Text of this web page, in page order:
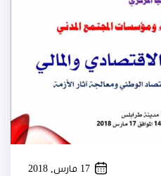
17 مارس, 2018